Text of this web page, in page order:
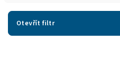
r
Otevřít filtr